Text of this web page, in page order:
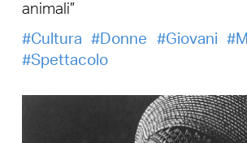
animali”
Cultura
Donne Giovani
Spettacolo